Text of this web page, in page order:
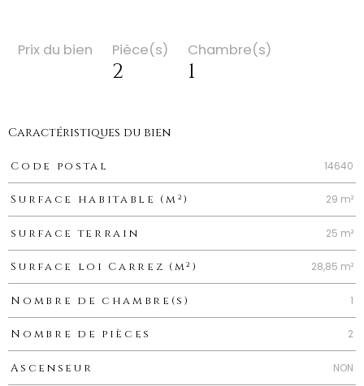
Prix du bien Pièce(s)
2
Chambre(s)
1
Caractéristiques du bien
Caractéristiques Valeurs
Code postal 14640
Surface habitable (m²) 29 m²
surface terrain 25 m²
Surface loi Carrez (m²) 28,85 m²
Nombre de chambre(s) 1
Nombre de pièces 2
Ascenseur NON